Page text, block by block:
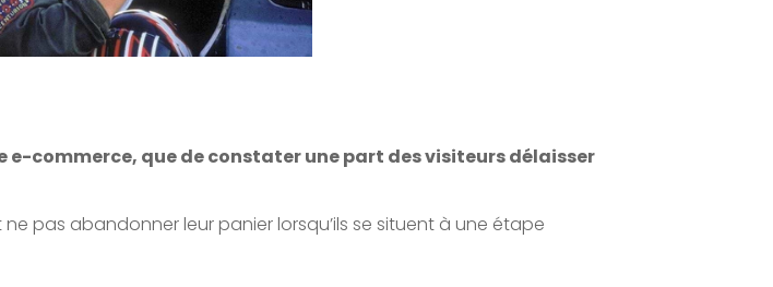
commerce, que de constater une part des visiteurs délaisser
pas abandonner leur panier lorsqu’ils se situent à une étape